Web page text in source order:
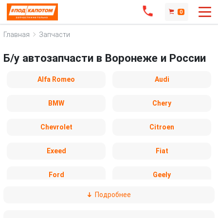
0
Главная Запчасти
Б/у автозапчасти в Воронеже и России
Alfa Romeo Audi
BMW Chery
Chevrolet Citroen
Exeed Fiat
Ford Geely
Подробнее